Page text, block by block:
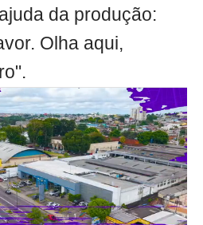
da produção:
Olha aqui,